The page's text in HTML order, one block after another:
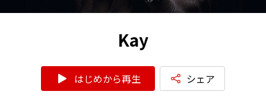
Kay
はじめから再生 シェア